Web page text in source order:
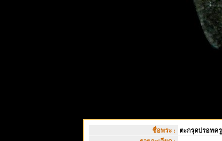
ชื่อพระ :
ตะกรุดปรอทค